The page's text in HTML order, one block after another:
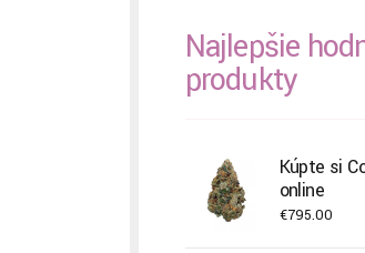
Najlepšie
produkty
Kúpte si
online
€795.00